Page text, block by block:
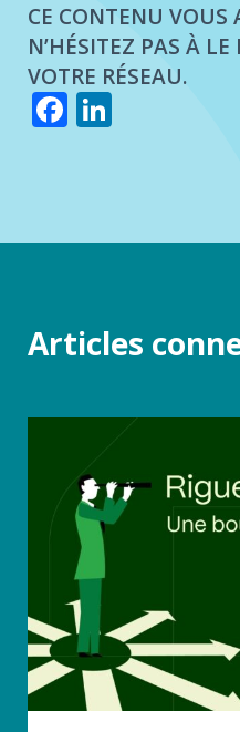
CE CONTENU VOUS
N’HÉSITEZ PAS À LE
VOTRE RÉSEAU.
Facebook
Articles